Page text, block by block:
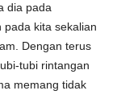
dia pada
pada kita sekalian
Dengan terus
tubi rintangan
memang tidak